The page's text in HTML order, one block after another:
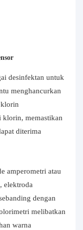
desinfektan untuk
menghancurkan
klorin
klorin, memastikan
diterima
amperometri atau
elektroda
dengan
melibatkan
warna